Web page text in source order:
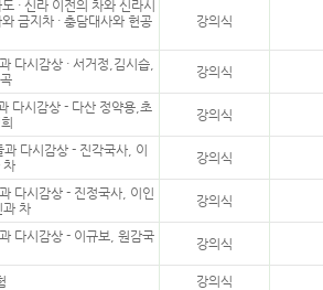
대사와 헌공
강의식
강의식
강의식
- 진각국사, 이
차
강의식
진정국사, 이인
과 차
강의식
이규보, 원감국
강의식
강의식